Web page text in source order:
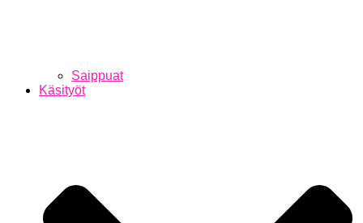
Saippuat
Käsityöt